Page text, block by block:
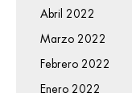
Abril 2022
Marzo 2022
Febrero 2022
Enero 2022